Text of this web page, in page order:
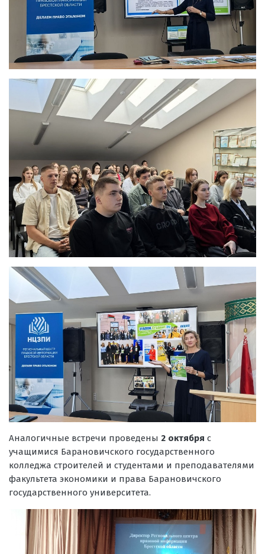
Аналогичные встречи проведены 2 октября с
учащимися Барановичского государственного
колледжа строителей и студентами и преподавателями
факультета экономики и права Барановичского
государственного университета.